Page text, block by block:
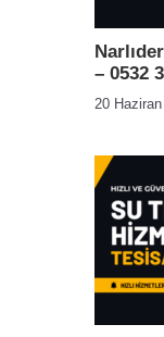
– 0532
20